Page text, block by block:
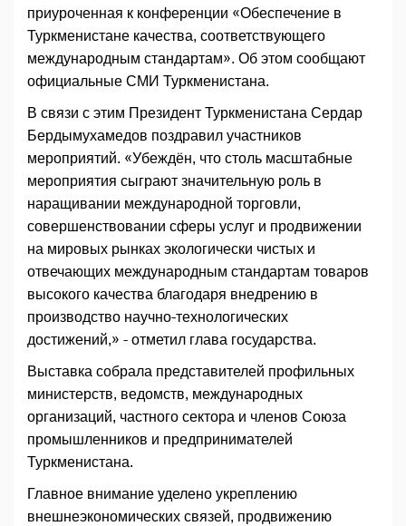
приуроченная к конференции «Обеспечение в
Туркменистане качества, соответствующего
международным стандартам». Об этом сообщают
официальные СМИ Туркменистана.
В связи с этим Президент Туркменистана Сердар
Бердымухамедов поздравил участников
мероприятий. «Убеждён, что столь масштабные
мероприятия сыграют значительную роль в
наращивании международной торговли,
совершенствовании сферы услуг и продвижении
на мировых рынках экологически чистых и
отвечающих международным стандартам товаров
высокого качества благодаря внедрению в
производство научно-технологических
достижений,» - отметил глава государства.
Выставка собрала представителей профильных
министерств, ведомств, международных
организаций, частного сектора и членов Союза
промышленников и предпринимателей
Туркменистана.
Главное внимание уделено укреплению
внешнеэкономических связей, продвижению